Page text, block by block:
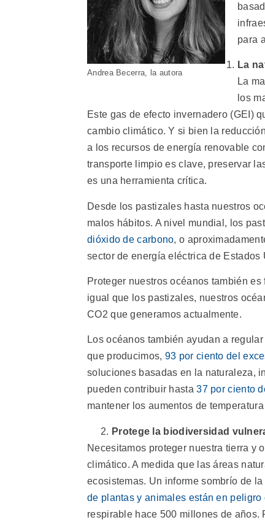
Andrea Becerra, la autora
para
La
La
los
Este gas de efecto invernadero (GEI)
cambio climático. Y si bien la
a los recursos de energía renovable
transporte limpio es clave, preservar
es una herramienta crítica.
Desde los pastizales hasta nuestros
malos hábitos. A nivel mundial, los
dióxido de carbono, o
sector de energía eléctrica de Estados
Proteger nuestros océanos también
igual que los pastizales, nuestros
CO2 que generamos actualmente.
Los océanos también ayudan a
que producimos, 93 por ciento del
soluciones basadas en la naturaleza,
pueden contribuir hasta37 por ciento
mantener los aumentos de
Protege la biodiversidad
Necesitamos proteger nuestra tierra y
climático. A medida que las áreas
ecosistemas. Un informe sombrío de
de plantas y animales están en peligro
respirable hace 500 millones de años.